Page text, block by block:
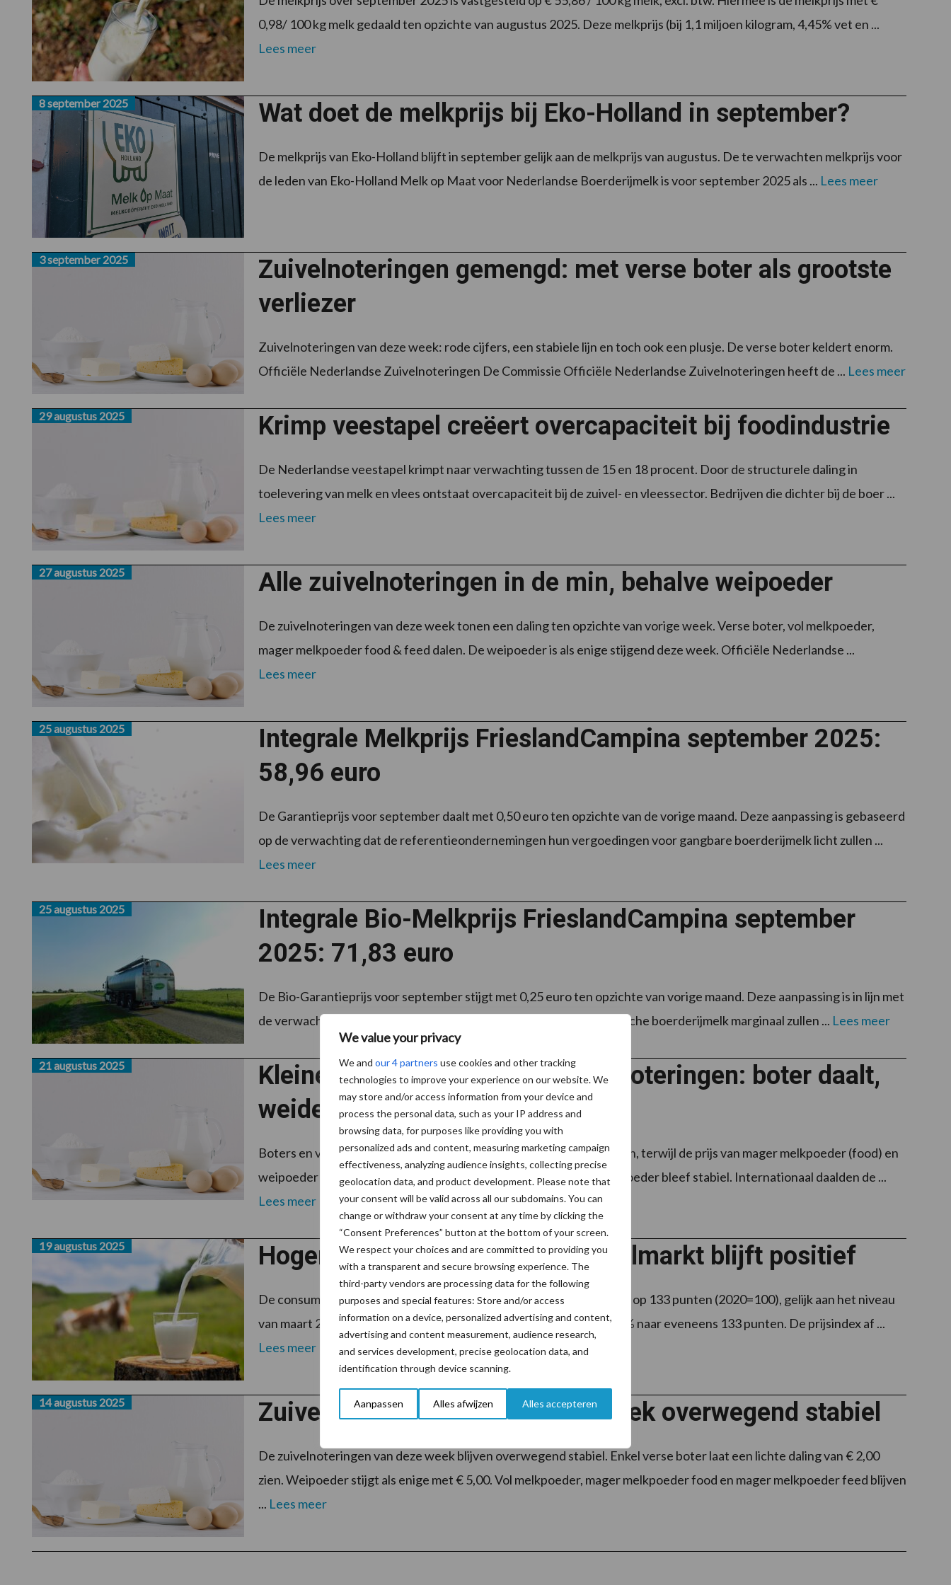
We value your privacy
We and our 4 partners use cookies and other tracking
technologies to improve your experience on our website. We
may store and/or access information from your device and
process the personal data, such as your IP address and
browsing data, for purposes like providing you with
personalized ads and content, measuring marketing campaign
effectiveness, analyzing audience insights, collecting precise
geolocation data, and product development. Please note that
your consent will be valid across all our subdomains. You can
change or withdraw your consent at any time by clicking the
“Consent Preferences” button at the bottom of your screen.
We respect your choices and are committed to providing you
with a transparent and secure browsing experience. The
third-party vendors are processing data for the following
purposes and special features: Store and/or access
information on a device, personalized advertising and content,
advertising and content measurement, audience research,
and services development, precise geolocation data, and
identification through device scanning.
Aanpassen Alles afwijzen Alles accepteren
0,98/ 100 kg melk gedaald ten opzichte van augustus 2025. Deze melkprijs (bij 1,1 miljoen kilogram, 4,45% vet en ...
Lees meer
Wat doet de melkprijs bij Eko-Holland in september?
8 september 2025
De melkprijs van Eko-Holland blijft in september gelijk aan de melkprijs van augustus. De te verwachten melkprijs voor
de leden van Eko-Holland Melk op Maat voor Nederlandse Boerderijmelk is voor september 2025 als ... Lees meer
Zuivelnoteringen gemengd: met verse boter als grootste
verliezer
3 september 2025
Zuivelnoteringen van deze week: rode cijfers, een stabiele lijn en toch ook een plusje. De verse boter keldert enorm.
Officiële Nederlandse Zuivelnoteringen De Commissie Officiële Nederlandse Zuivelnoteringen heeft de ... Lees meer
Krimp veestapel creëert overcapaciteit bij foodindustrie
29 augustus 2025
De Nederlandse veestapel krimpt naar verwachting tussen de 15 en 18 procent. Door de structurele daling in
toelevering van melk en vlees ontstaat overcapaciteit bij de zuivel- en vleessector. Bedrijven die dichter bij de boer ...
Lees meer
Alle zuivelnoteringen in de min, behalve weipoeder
27 augustus 2025
De zuivelnoteringen van deze week tonen een daling ten opzichte van vorige week. Verse boter, vol melkpoeder,
mager melkpoeder food & feed dalen. De weipoeder is als enige stijgend deze week. Officiële Nederlandse ...
Lees meer
Integrale Melkprijs FrieslandCampina september 2025:
58,96 euro
25 augustus 2025
De Garantieprijs voor september daalt met 0,50 euro ten opzichte van de vorige maand. Deze aanpassing is gebaseerd
op de verwachting dat de referentieondernemingen hun vergoedingen voor gangbare boerderijmelk licht zullen ...
Lees meer
Integrale Bio-Melkprijs FrieslandCampina september
2025: 71,83 euro
25 augustus 2025
De Bio-Garantieprijs voor september stijgt met 0,25 euro ten opzichte van vorige maand. Deze aanpassing is in lijn met
de verwachting dat de referentiebedrijven hun prijzen voor biologische boerderijmelk marginaal zullen ... Lees meer
Kleine schommelingen in zuivelnoteringen: boter daalt,
weidepoeder stijgt
21 augustus 2025
Boters en volle melkpoeder zijn deze week iets goedkoper geworden, terwijl de prijs van mager melkpoeder (food) en
weipoeder iets is gestegen. De diervoedervariant van mager melkpoeder bleef stabiel. Internationaal daalden de ...
Lees meer
Hogere af-boerderijprijzen, zuivelmarkt blijft positief
19 augustus 2025
De consumentenprijsindex van zuivel is in mei 2025 stabiel gebleven op 133 punten (2020=100), gelijk aan het niveau
van maart 2025. De producentenprijsindex (PPI) steeg in mei met 1% naar eveneens 133 punten. De prijsindex af ...
Lees meer
Zuivelnoteringen blijven deze week overwegend stabiel
14 augustus 2025
De zuivelnoteringen van deze week blijven overwegend stabiel. Enkel verse boter laat een lichte daling van € 2,00
zien. Weipoeder stijgt als enige met € 5,00. Vol melkpoeder, mager melkpoeder food en mager melkpoeder feed blijven
... Lees meer